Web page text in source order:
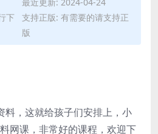
下
支持正版: 有需要的请支持正
版
料，这就给孩子们安排上，小
网课，非常好的课程，欢迎下